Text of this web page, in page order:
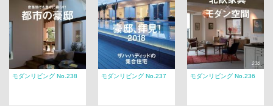
モダンリビング No.238 モダンリビング No.237 モダンリビング No.236